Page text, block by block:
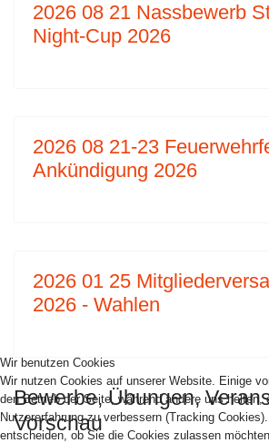
2026 08 21 Nassbewerb
Night-Cup 2026
2026 08 21-23
Ankündigung 2026
2026 01 25
2026 - Wahlen
Bewerbe, Übungen,
Vorschau
Wir benutzen Cookies
Wir nutzen Cookies auf unserer Website. Einige
den Betrieb der Seite, während andere uns helfen,
Nutzererfahrung zu verbessern (Tracking
entscheiden, ob Sie die Cookies zulassen